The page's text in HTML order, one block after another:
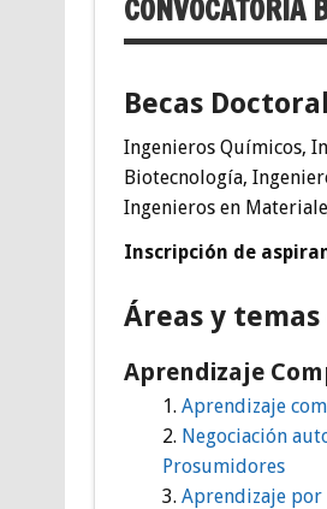
CONVOCATORIA
Becas
Ingenieros Químicos,
Biotecnología,
Ingenieros en
Inscripción de
Áreas y
Aprendizaje
Aprendizaje
Negociación
Prosumidores
Aprendizaje